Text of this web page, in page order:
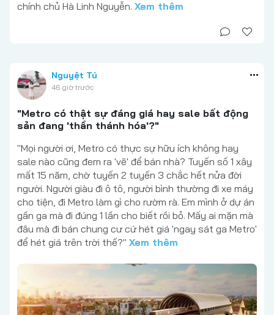
chính chủ Hà Linh Nguyễn. Xem thêm
Nguyệt Tú
46 giờ trước
"Metro có thật sự đáng giá hay sale bất động
sản đang 'thần thánh hóa'?"
"Mọi người ơi, Metro có thực sự hữu ích không hay
sale nào cũng đem ra 'vẽ' để bán nhà? Tuyến số 1 xây
mất 15 năm, chờ tuyến 2 tuyến 3 chắc hết nửa đời
người. Người giàu đi ô tô, người bình thường đi xe máy
cho tiện, đi Metro làm gì cho rườm rà. Em mình ở dự án
gần ga mà đi đúng 1 lần cho biết rồi bỏ. Mấy ai mặn mà
đâu mà đi bán chung cư cứ hét giá 'ngay sát ga Metro'
để hét giá trên trời thế?" Xem thêm